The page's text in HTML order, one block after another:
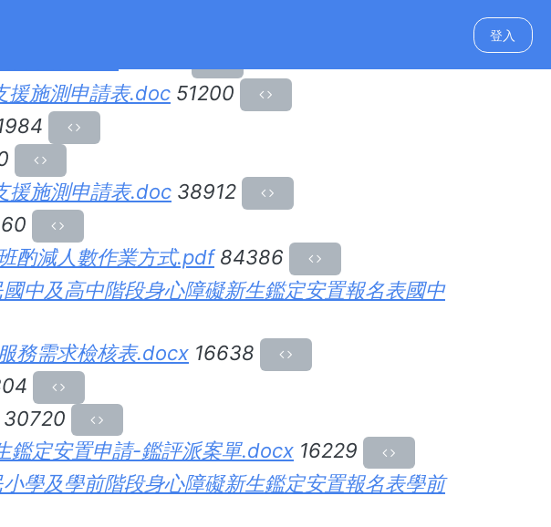
登入
援施測申請表.doc 51200
援施測申請表.doc 38912
酌減人數作業方式.pdf 84386
中及高中階段身心障礙新生鑑定安置報名表國中
務需求檢核表.docx 16638
30720
鑑定安置申請-鑑評派案單.docx 16229
學及學前階段身心障礙新生鑑定安置報名表學前